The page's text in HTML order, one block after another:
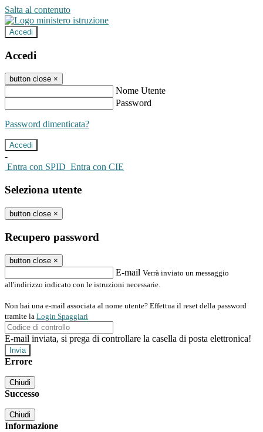
Salta al contenuto
Accedi
Accedi
button close ×
Nome Utente
Password
Password dimenticata?
-
Entra con SPID Entra con CIE
Seleziona utente
button close ×
Recupero password
button close ×
E-mail Verrà inviato un messaggio
all'indirizzo indicato con le istruzioni necessarie.
Non hai una e-mail associata al nome utente? Effettua il reset della password
tramite la Login Spaggiari
E-mail inviata, si prega di controllare la casella di posta elettronica!
Errore
Chiudi
Successo
Chiudi
Informazione